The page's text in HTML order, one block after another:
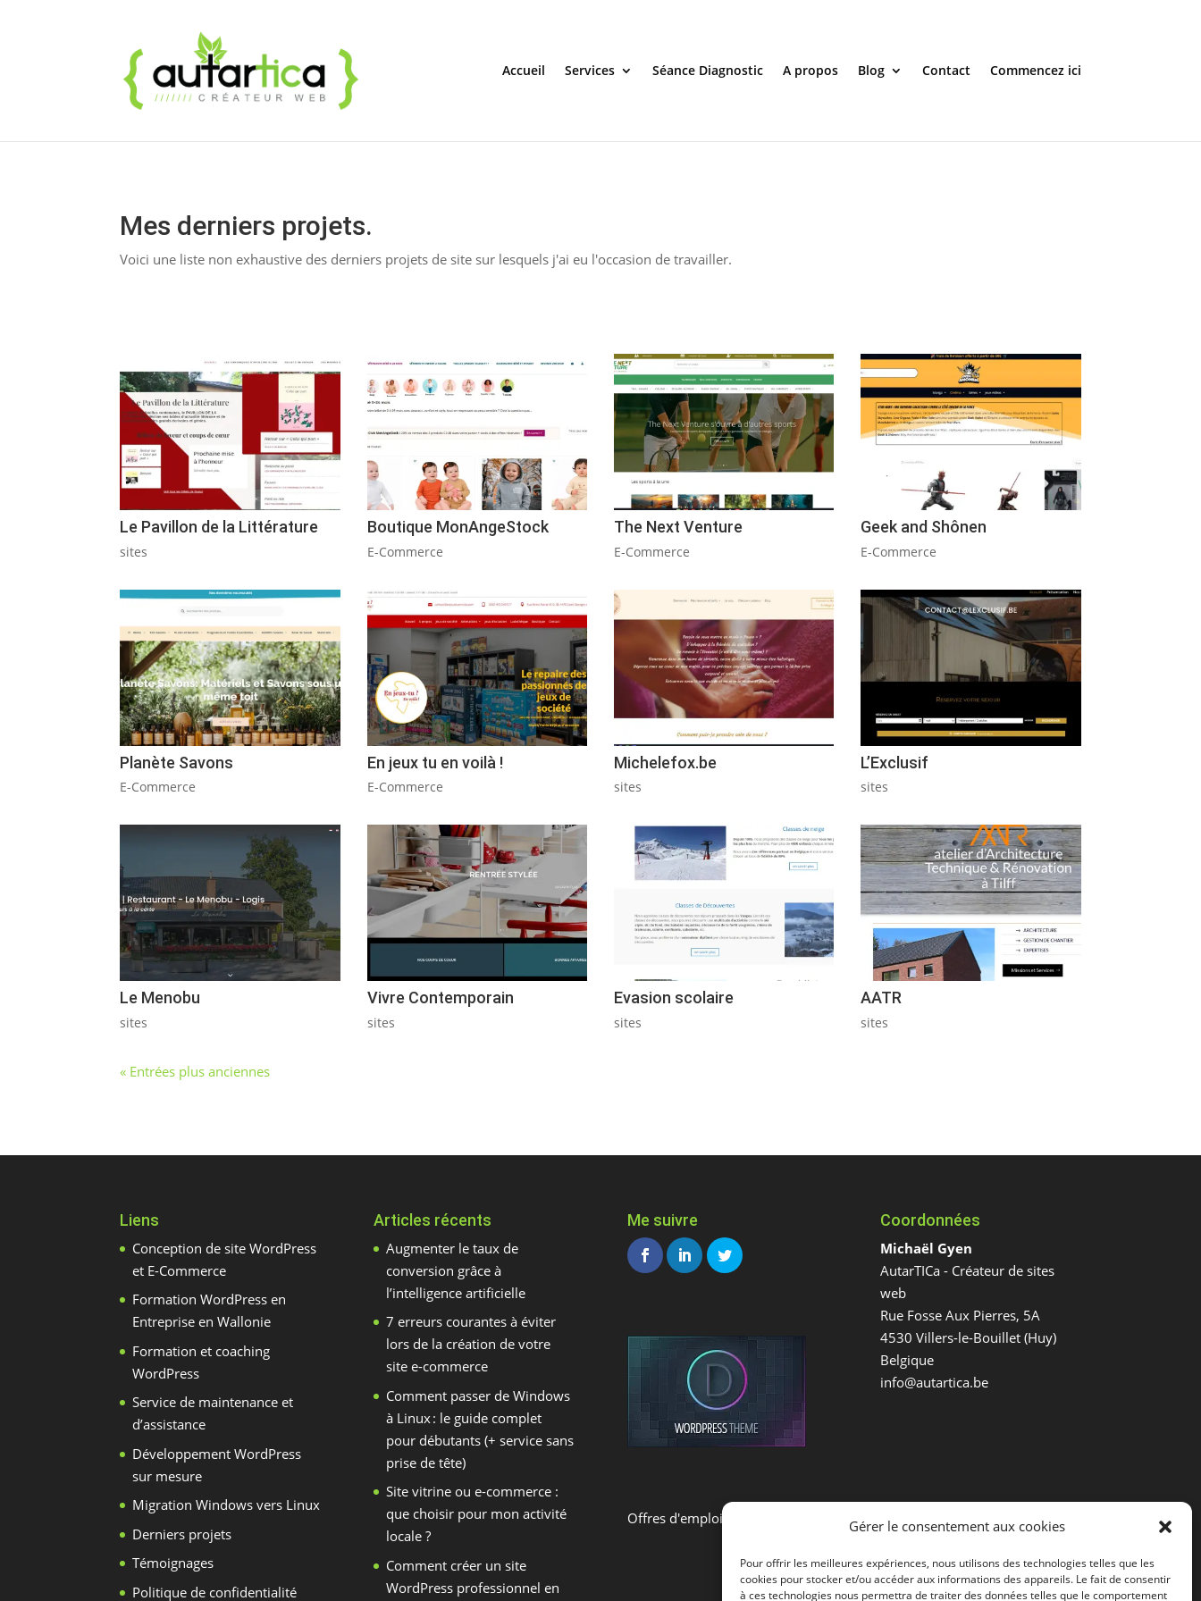
Gérer le consentement aux cookies
Pour offrir les meilleures expériences, nous utilisons des technologies telles que les
cookies pour stocker et/ou accéder aux informations des appareils. Le fait de consentir
à ces technologies nous permettra de traiter des données telles que le comportement
Accueil Services Séance Diagnostic A propos Blog Contact Commencez ici
Mes derniers projets.
Voici une liste non exhaustive des derniers projets de site sur lesquels j'ai eu l'occasion de travailler.
Le Pavillon de la Littérature
sites
Boutique MonAngeStock
E-Commerce
The Next Venture
E-Commerce
Geek and Shônen
E-Commerce
Planète Savons
E-Commerce
En jeux tu en voilà !
E-Commerce
Michelefox.be
sites
L’Exclusif
sites
Le Menobu
sites
Vivre Contemporain
sites
Evasion scolaire
sites
AATR
sites
« Entrées plus anciennes
Liens
Conception de site WordPress
et E-Commerce
Formation WordPress en
Entreprise en Wallonie
Formation et coaching
WordPress
Service de maintenance et
d’assistance
Développement WordPress
sur mesure
Migration Windows vers Linux
Derniers projets
Témoignages
Politique de confidentialité
Articles récents
Augmenter le taux de
conversion grâce à
l’intelligence artificielle
7 erreurs courantes à éviter
lors de la création de votre
site e-commerce
Comment passer de Windows
à Linux : le guide complet
pour débutants (+ service sans
prise de tête)
Site vitrine ou e-commerce :
que choisir pour mon activité
locale ?
Comment créer un site
WordPress professionnel en
Me suivre
Offres d'emploi E-Commerce
Coordonnées
Michaël Gyen
AutarTICa - Créateur de sites
web
Rue Fosse Aux Pierres, 5A
4530 Villers-le-Bouillet (Huy)
Belgique
info@autartica.be